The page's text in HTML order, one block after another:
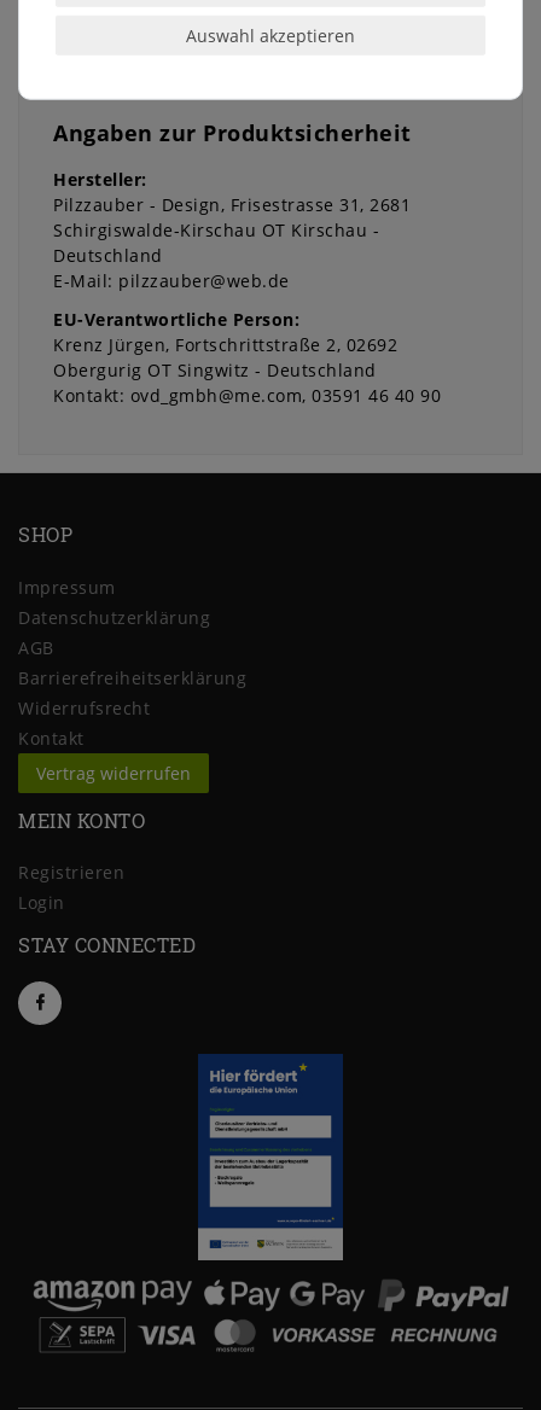
Angaben zur Produktsicherheit
Hersteller:
Pilzzauber - Design Frisestrasse 31 2681
Schirgiswalde-Kirschau OT Kirschau
Deutschland
E-Mail: pilzzauber@web.de
EU-Verantwortliche Person:
Krenz Jürgen Fortschrittstraße 2 02692
Obergurig OT Singwitz
Deutschland
Kontakt: ovd_gmbh@me.com 03591 46 40 90
SHOP
Impressum
Daten­schutz­erklärung
AGB
Barrierefreiheitserklärung
Widerrufs­recht
Kontakt
Vertrag widerrufen
MEIN KONTO
Registrieren
Login
STAY CONNECTED
Auswahl akzeptieren